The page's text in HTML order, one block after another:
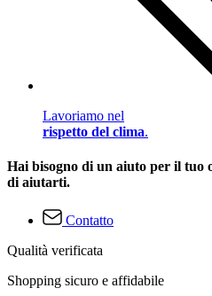
Lavoriamo nel
rispetto del clima.
Hai bisogno di un aiuto per il tuo
di aiutarti.
Contatto
Qualità verificata
Shopping sicuro e affidabile